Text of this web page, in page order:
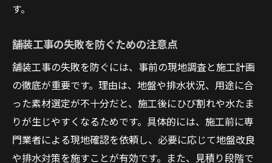
す。
舗装工事の失敗を防ぐための注意点
舗装工事の失敗を防ぐには、事前の現地調査と施工計画
の徹底が重要です。理由は、地盤や排水状況、用途に合
った素材選定が不十分だと、施工後にひび割れや水たま
りが生じやすくなるためです。具体的には、施工前に専
門業者による現地確認を依頼し、必要に応じて地盤改良
や排水対策を施すことが有効です。また、見積り段階で